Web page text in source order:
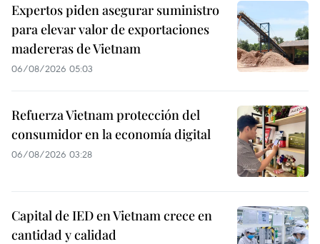
Expertos piden asegurar suministro
para elevar valor de exportaciones
madereras de Vietnam
06/08/2026 05:03
Refuerza Vietnam protección del
consumidor en la economía digital
06/08/2026 03:28
Capital de IED en Vietnam crece en
cantidad y calidad